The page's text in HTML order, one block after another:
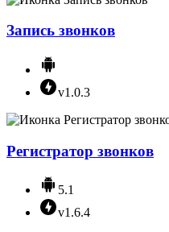
Запись звонков
v1.0.3
Регистратор звонков
5.1
v1.6.4